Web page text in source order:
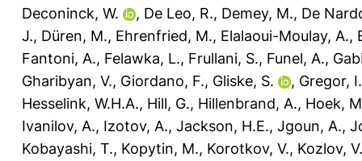
Deconinck, W.
, De Leo, R., Demey, M., De
J., Düren, M., Ehrenfried, M., Elalaoui-Moulay, A.,
Fantoni, A., Felawka, L., Frullani, S., Funel, A.,
Gharibyan, V., Giordano, F., Gliske, S. , Gregor,
Hesselink, W.H.A., Hill, G., Hillenbrand, A., Hoek,
Ivanilov, A., Izotov, A., Jackson, H.E., Jgoun, A.,
Kobayashi, T., Kopytin, M., Korotkov, V., Kozlov, V.